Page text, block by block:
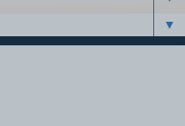
▼